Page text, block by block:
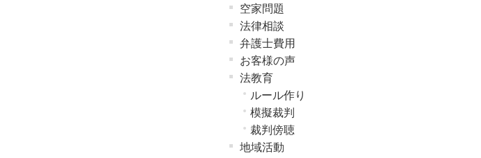
空家問題
法律相談
弁護士費用
お客様の声
法教育
ルール作り
模擬裁判
裁判傍聴
地域活動